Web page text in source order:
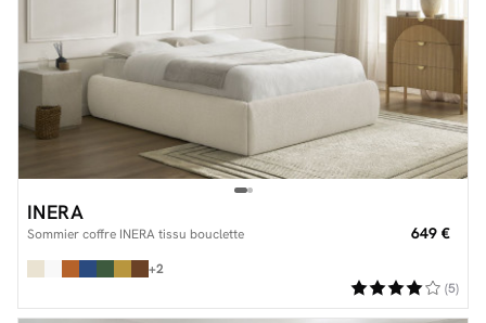
INERA
Sommier coffre INERA tissu bouclette 649 €
+2
(5)